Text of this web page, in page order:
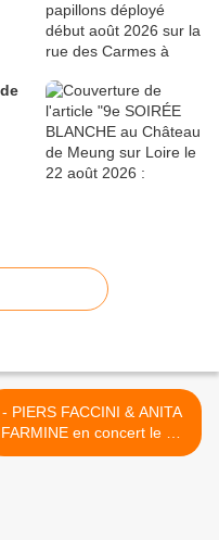
- PIERS FACCINI & ANITA
FARMINE en concert le 25
mars 2015 à ST JEAN DE